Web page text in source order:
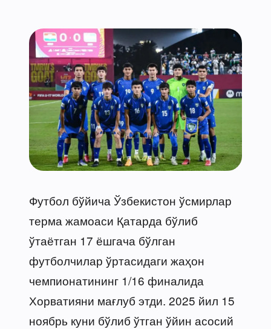
Футбол бўйича Ўзбекистон ўсмирлар
терма жамоаси Қатарда бўлиб
ўтаётган 17 ёшгача бўлган
футболчилар ўртасидаги жаҳон
чемпионатининг 1/16 финалида
Хорватияни мағлуб этди. 2025 йил 15
ноябрь куни бўлиб ўтган ўйин асосий